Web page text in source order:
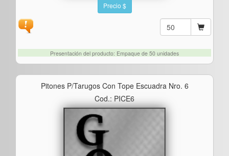
Precio $
Presentación del producto: Empaque de 50 unidades
Pitones P/tarugos Con Tope Escuadra Nro. 6
Cod.: PICE6